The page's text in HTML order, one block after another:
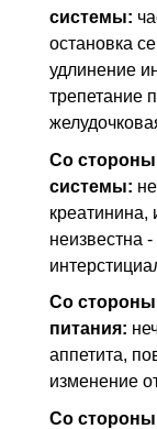
системы:
остановка
удлинение
трепетание
Со
системы:
креатинина,
неизвестна
Со
питания:
аппетита,
изменение
Со